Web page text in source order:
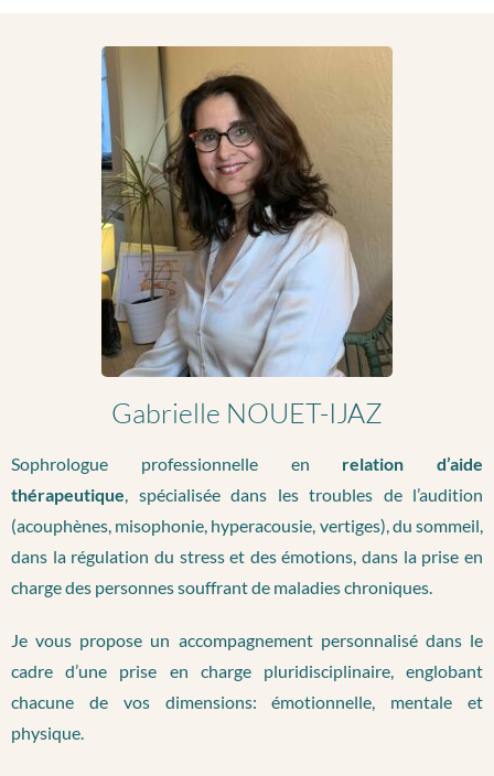
Gabrielle NOUET-IJAZ
Sophrologue professionnelle en relation d’aide
thérapeutique, spécialisée dans les troubles de l’audition
(acouphènes, misophonie, hyperacousie, vertiges), du sommeil,
dans la régulation du stress et des émotions, dans la prise en
charge des personnes souffrant de maladies chroniques.
Je vous propose un accompagnement personnalisé dans le
cadre d’une prise en charge pluridisciplinaire, englobant
chacune de vos dimensions: émotionnelle, mentale et
physique.